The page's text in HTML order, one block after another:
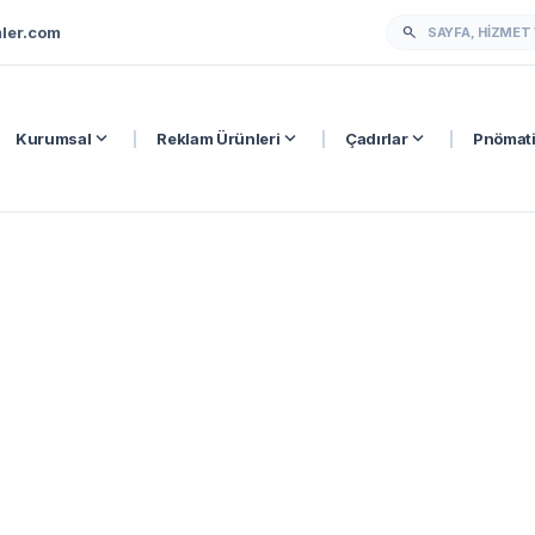
search
Kurumsal expand_more Reklam Ürünleri expand_more Çadırlarexpand_more